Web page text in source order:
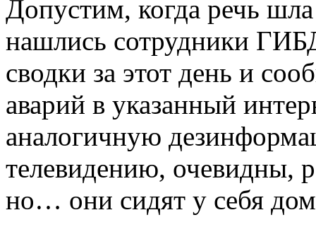
Допустим, когда речь
нашлись сотрудники
сводки за этот день и
аварий в указанный
аналогичную
телевидению, очевидны,
но… они сидят у себя